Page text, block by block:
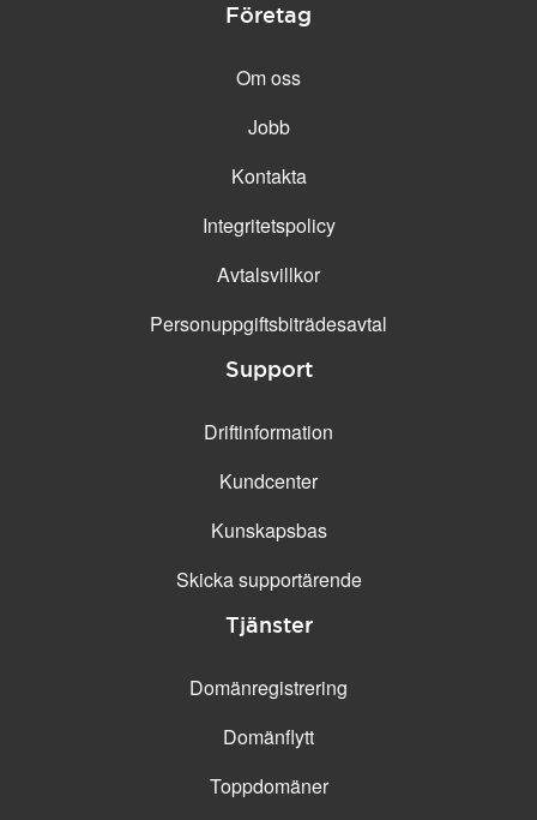
Företag
Om oss
Jobb
Kontakta
Integritetspolicy
Avtalsvillkor
Personuppgifts­biträdesavtal
Support
Driftinformation
Kundcenter
Kunskapsbas
Skicka supportärende
Tjänster
Domänregistrering
Domänflytt
Toppdomäner